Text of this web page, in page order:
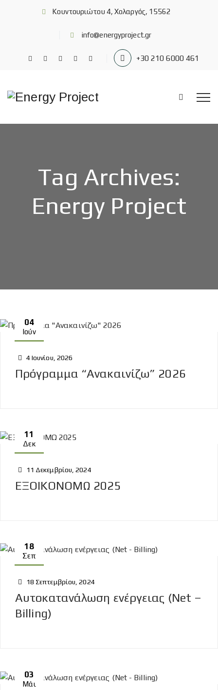
Κουντουριώτου 4, Χολαργός, 15562
info@energyproject.gr
+30 210 6000 461
Tag Archives:
Energy Project
04
Ιούν
4 Ιουνίου, 2026
Πρόγραμμα “Ανακαινίζω” 2026
11
Δεκ
11 Δεκεμβρίου, 2024
ΕΞΟΙΚΟΝΟΜΩ 2025
18
Σεπ
18 Σεπτεμβρίου, 2024
Αυτοκατανάλωση ενέργειας (Net –
Billing)
03
Μάι